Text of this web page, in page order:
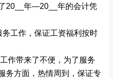
20__年—20__年的会计凭
工作，保证工资福利按时
作带来了不便，为了服务
务方面，热情周到，保证专